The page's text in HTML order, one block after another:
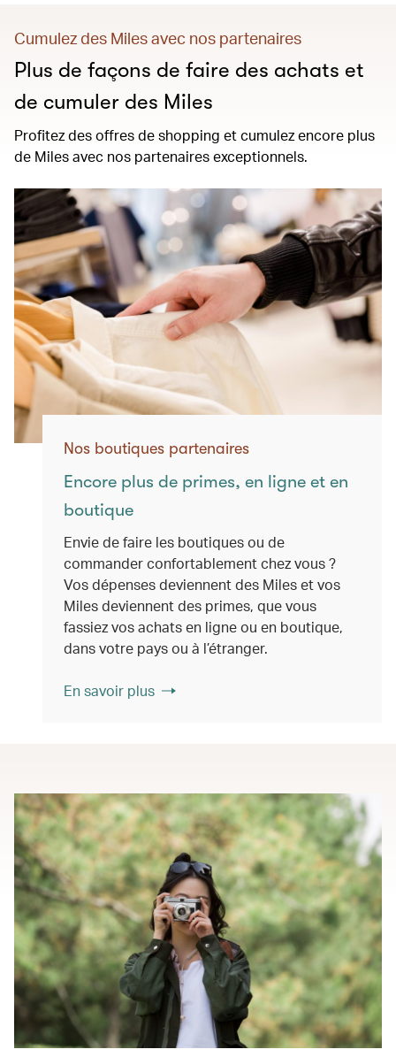
Cumulez des Miles avec nos partenaires
Plus de façons de faire des achats et
de cumuler des Miles
Profitez des offres de shopping et cumulez encore plus
de Miles avec nos partenaires exceptionnels.
Nos boutiques partenaires
Encore plus de primes, en ligne et en
boutique
Envie de faire les boutiques ou de
commander confortablement chez vous ?
Vos dépenses deviennent des Miles et vos
Miles deviennent des primes, que vous
fassiez vos achats en ligne ou en boutique,
dans votre pays ou à l’étranger.
En savoir plus